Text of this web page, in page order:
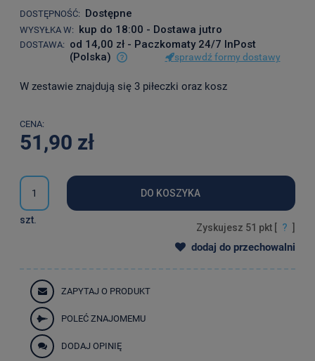
DOSTĘPNOŚĆ: Dostępne
WYSYŁKA W: kup do 18:00 - Dostawa jutro
DOSTAWA: od 14,00 zł - Paczkomaty 24/7 InPost
(Polska)
sprawdź formy dostawy
W zestawie znajdują się 3 piłeczki oraz kosz
CENA:
51,90 zł
szt.
DO KOSZYKA
Zyskujesz 51 pkt [ ?
dodaj do przechowalni
ZAPYTAJ O PRODUKT
POLEĆ ZNAJOMEMU
DODAJ OPINIĘ